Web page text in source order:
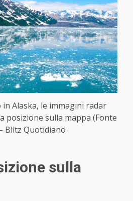
Alaska, le immagini radar
posizione sulla mappa (Fonte
Blitz Quotidiano
sulla